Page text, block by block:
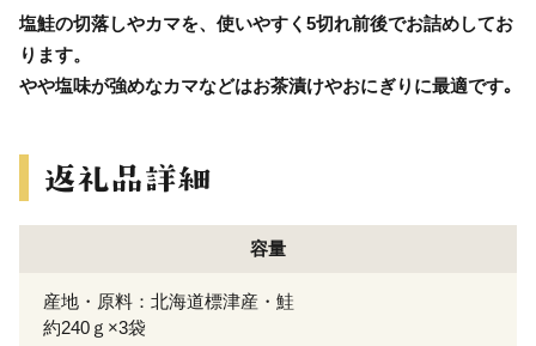
塩鮭の切落しやカマを、使いやすく5切れ前後でお詰めしてお
ります。
やや塩味が強めなカマなどはお茶漬けやおにぎりに最適です｡
容量
産地・原料：北海道標津産・鮭
約240ｇ×3袋